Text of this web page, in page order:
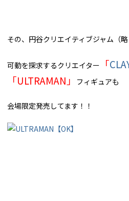
その、円谷クリエイティブジャム（略
可動を探求するクリエイター 「
「ULTRAMAN」 フィギュアも
会場限定発売してます！！